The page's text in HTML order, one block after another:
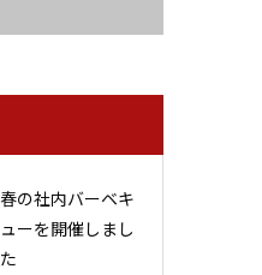
春の社内バーベキ
ューを開催しまし
た